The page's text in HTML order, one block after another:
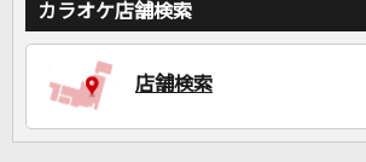
カラオケをもっと楽しもう！
カラオケ店舗検索
店舗検索